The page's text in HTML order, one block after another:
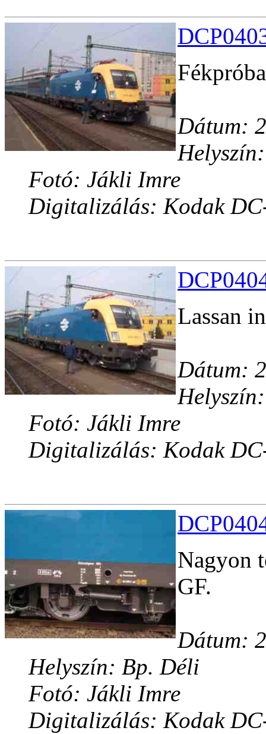
Dátum:
Fotó: Jákli Imre
Digitalizálás: Kodak
Lassan
Dátum:
Fotó: Jákli Imre
Digitalizálás: Kodak
Nagyon
GF.
Dátum:
Helyszín: Bp. Déli
Fotó: Jákli Imre
Digitalizálás: Kodak